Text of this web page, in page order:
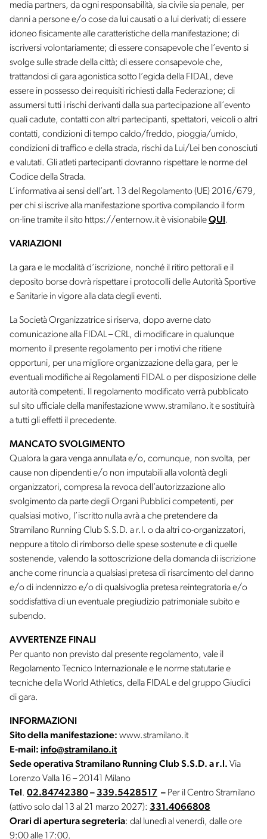
media partners, da ogni responsabilità, sia civile sia penale, per
danni a persone e/o cose da lui causati o a lui derivati; di essere
idoneo fisicamente alle caratteristiche della manifestazione; di
iscriversi volontariamente; di essere consapevole che l’evento si
svolge sulle strade della città; di essere consapevole che,
trattandosi di gara agonistica sotto l’egida della FIDAL, deve
essere in possesso dei requisiti richiesti dalla Federazione; di
assumersi tutti i rischi derivanti dalla sua partecipazione all’evento
quali cadute, contatti con altri partecipanti, spettatori, veicoli o altri
contatti, condizioni di tempo caldo/freddo, pioggia/umido,
condizioni di traffico e della strada, rischi da Lui/Lei ben conosciuti
e valutati. Gli atleti partecipanti dovranno rispettare le norme del
Codice della Strada.
L’informativa ai sensi dell’art. 13 del Regolamento (UE) 2016/679,
per chi si iscrive alla manifestazione sportiva compilando il form
on-line tramite il sito https://enternow.it è visionabileQUI .
VARIAZIONI
La gara e le modalità d’iscrizione, nonché il ritiro pettorali e il
deposito borse dovrà rispettare i protocolli delle Autorità Sportive
e Sanitarie in vigore alla data degli eventi.
La Società Organizzatrice si riserva, dopo averne dato
comunicazione alla FIDAL – CRL, di modificare in qualunque
momento il presente regolamento per i motivi che ritiene
opportuni, per una migliore organizzazione della gara, per le
eventuali modifiche ai Regolamenti FIDAL o per disposizione delle
autorità competenti. Il regolamento modificato verrà pubblicato
sul sito ufficiale della manifestazione www.stramilano.it e sostituirà
a tutti gli effetti il precedente.
MANCATO SVOLGIMENTO
Qualora la gara venga annullata e/o, comunque, non svolta, per
cause non dipendenti e/o non imputabili alla volontà degli
organizzatori, compresa la revoca dell’autorizzazione allo
svolgimento da parte degli Organi Pubblici competenti, per
qualsiasi motivo, l’iscritto nulla avrà a che pretendere da
Stramilano Running Club S.S.D. a r.l. o da altri co-organizzatori,
neppure a titolo di rimborso delle spese sostenute e di quelle
sostenende, valendo la sottoscrizione della domanda di iscrizione
anche come rinuncia a qualsiasi pretesa di risarcimento del danno
e/o di indennizzo e/o di qualsivoglia pretesa reintegratoria e/o
soddisfattiva di un eventuale pregiudizio patrimoniale subito e
subendo.
AVVERTENZE FINALI
Per quanto non previsto dal presente regolamento, vale il
Regolamento Tecnico Internazionale e le norme statutarie e
tecniche della World Athletics, della FIDAL e del gruppo Giudici
di gara.
INFORMAZIONI
Sito della manifestazione: www.stramilano.it
E-mail: info@stramilano.it
Sede operativaStramilano Running Club S.S.D. a r.l. Via
Lorenzo Valla 16 – 20141 Milano
Tel . 02.84742380– 339.5428517 – Per il Centro Stramilano
(attivo solo dal 13 al 21 marzo 2027): 331.4066808
Orari di apertura segreteria: dal lunedì al venerdì, dalle ore
9:00 alle 17:00.